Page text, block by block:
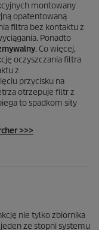
montowany
opatentowaną
filtra bez kontaktu z
Ponadto
. Co więcej,
oczyszczania filtra
z
przycisku na
otrzepuje filtr z
to spadkom siły
>>>
nie tylko zbiornika
ze stopni systemu